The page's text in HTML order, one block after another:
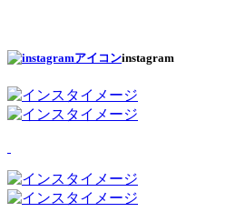
instagram